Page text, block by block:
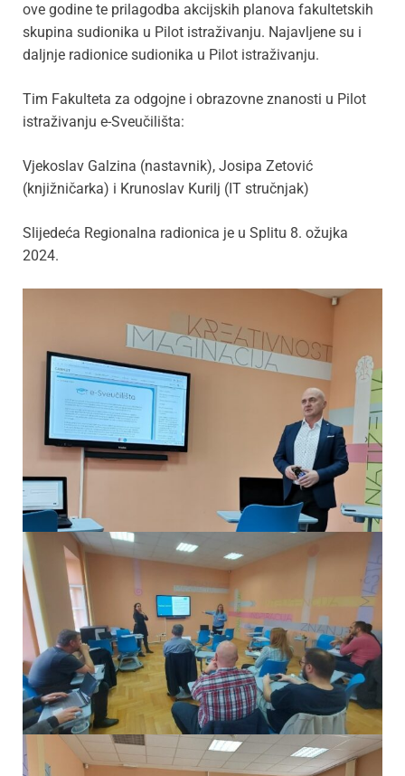
ove godine te prilagodba akcijskih planova fakultetskih
skupina sudionika u Pilot istraživanju. Najavljene su i
daljnje radionice sudionika u Pilot istraživanju.
Tim Fakulteta za odgojne i obrazovne znanosti u Pilot
istraživanju e-Sveučilišta:
Vjekoslav Galzina (nastavnik), Josipa Zetović
(knjižničarka) i Krunoslav Kurilj (IT stručnjak)
Slijedeća Regionalna radionica je u Splitu 8. ožujka
2024.